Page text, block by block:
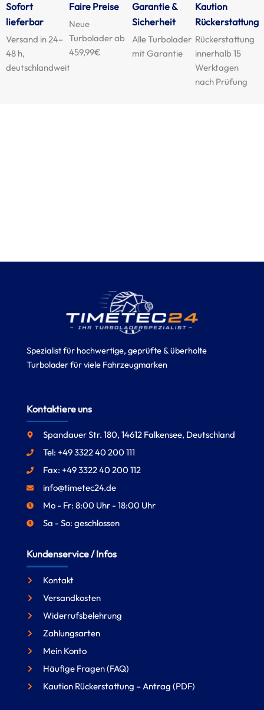
Sofort
lieferbar
Versand in 24–
48 h,
deutschlandweit
Faire Preise
Neue
Turbolader ab
459,99€
Garantie &
Sicherheit
Alle Turbolader
mit Garantie
Kaution
Rückerstattung
Rückerstattung
innerhalb 15
Werktagen
nach Prüfung
Spezialist für hochwertige, geprüfte & überholte
Turbolader für viele Fahrzeugmarken
Kontaktiere uns
Spandauer Str. 180, 14612 Falkensee, Deutschland
Tel: +49 3322 40 200 111
Fax: +49 3322 40 200 112
info@timetec24.de
Mo - Fr: 8:00 Uhr - 18:00 Uhr
Sa - So: geschlossen
Kundenservice / Infos
Kontakt
Versandkosten
Widerrufsbelehrung
Zahlungsarten
Mein Konto
Häufige Fragen (FAQ)
Kaution Rückerstattung – Antrag (PDF)